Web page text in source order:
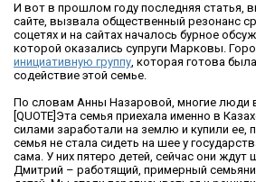
И вот в прошлом году последняя статья,
сайте, вызвала общественный резонанс
соцетях и на сайтах началось бурное
которой оказались супруги Марковы.
инициативную группу, которая готова
содействие этой семье.
По словам Анны Назаровой, многие люди
[QUOTE]Эта семья приехала именно в
силами заработали на землю и купили ее,
семья не стала сидеть на шее у
сама. У них пятеро детей, сейчас они ждут
Дмитрий – работящий, примерный